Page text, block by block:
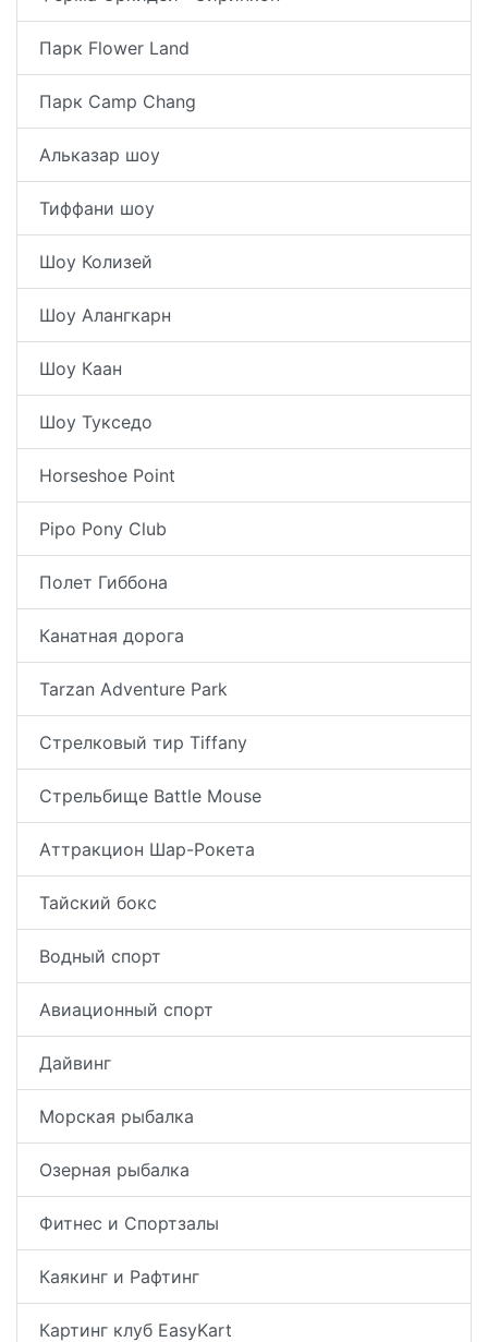
Парк Flower Land
Парк Camp Chang
Альказар шоу
Тиффани шоу
Шоу Колизей
Шоу Алангкарн
Шоу Каан
Шоу Тукседо
Horseshoe Point
Pipo Pony Club
Полет Гиббона
Канатная дорога
Tarzan Adventure Park
Стрелковый тир Tiffany
Стрельбище Battle Mouse
Аттракцион Шар-Рокета
Тайский бокс
Водный спорт
Авиационный спорт
Дайвинг
Морская рыбалка
Озерная рыбалка
Фитнес и Спортзалы
Каякинг и Рафтинг
Картинг клуб EasyKart